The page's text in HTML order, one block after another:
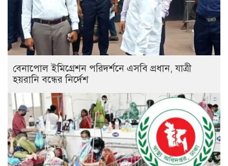
বেনাপোল ইমিগ্রেশন পরিদর্শনে এসবি প্রধান, যাত্রী
হয়রানি বন্ধের নির্দেশ